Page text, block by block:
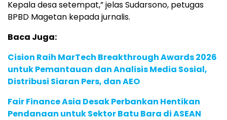
Kepala desa setempat,” jelas Sudarsono, petugas
BPBD Magetan kepada jurnalis.
Baca Juga:
Cision Raih MarTech Breakthrough Awards 2026
untuk Pemantauan dan Analisis Media Sosial,
Distribusi Siaran Pers, dan AEO
Fair Finance Asia Desak Perbankan Hentikan
Pendanaan untuk Sektor Batu Bara di ASEAN